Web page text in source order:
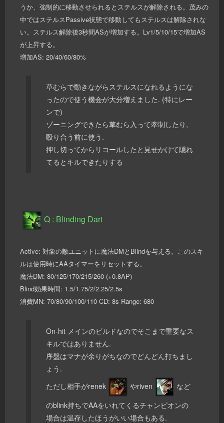
うか、強制的に移動させられるとステルスが解除される。茂みの
中ではステルスPassive状態で移動してもステルスは解除されな
い。ステルス解除後3秒間ASが増加する。Lv1/5/10/15で増加AS
が上昇する。
増加AS: 20/40/60/80%
草むらで動きながらステルスになれるようにな
ったので使う機会が大分増えました. (特にレー
ンで)
ゾーニングできたら草むら入って牽制したり,
殴り合う前に使う.
押し切ってからリコールしたと見せかけて隠れ
てるとキルできたりする
Q : Blinding Dart
Active: 対象の敵ユニットに魔法DMとBlindを与える。このスキ
ルは使用時にAAタイマーをリセットする。
魔法DM: 80/125/170/215/260 (+0.8AP)
Blind効果時間: 1.5/1.75/2/2.25/2.5s
消費MN: 70/80/90/100/110 CD: 8s Range: 680
On-hit メインのビルドなのでそこまで重要なス
キルではありません.
序盤はマナが余りがちなのでどんどん打ちまし
ょう.
ただし相手がrenek
やriven
など
のblink持ちでAAをいれてくるチャンピオンの
場合は温存したほうがいい場合もある.